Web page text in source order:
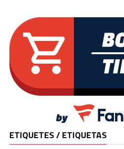
ETIQUETES / ETIQUETAS